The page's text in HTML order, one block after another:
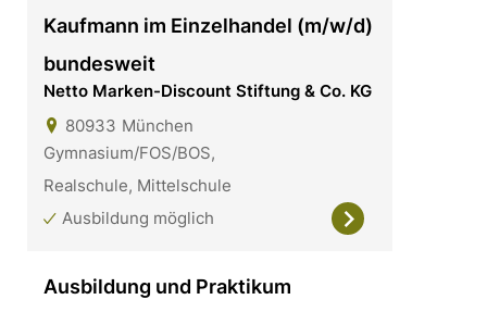
Kaufmann im Einzelhandel (m/w/d)
bundesweit
Netto Marken-Discount Stiftung & Co. KG
80933 München
Gymnasium/FOS/BOS,
Realschule, Mittelschule
Ausbildung möglich
Ausbildung und Praktikum